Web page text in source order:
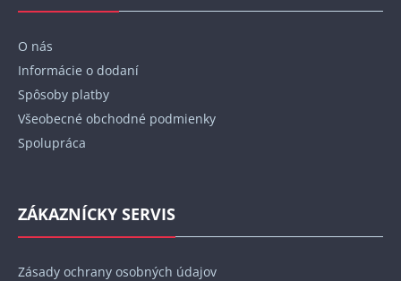
O nás
Informácie o dodaní
Spôsoby platby
Všeobecné obchodné podmienky
Spolupráca
ZÁKAZNÍCKY SERVIS
Zásady ochrany osobných údajov